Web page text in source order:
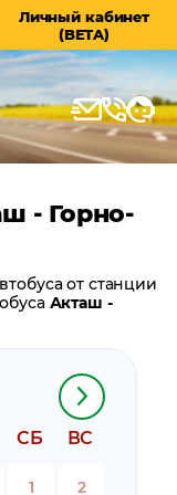
Личный кабинет
(BETA)
- Горно-
СБ ВС
1 2
от станции
Акташ -